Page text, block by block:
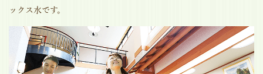
ックス水です。